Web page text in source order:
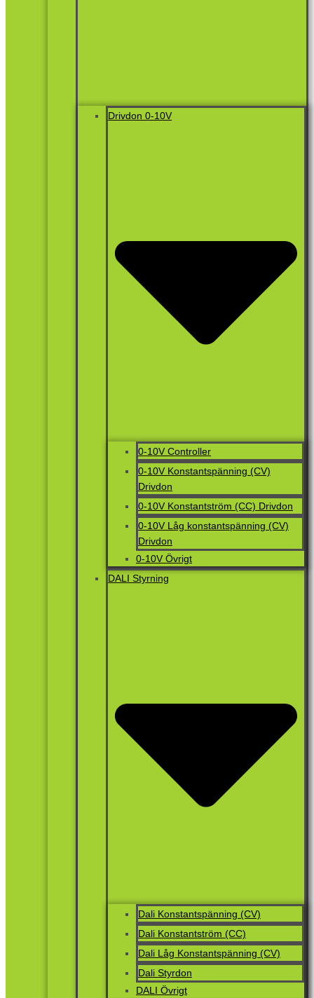
Drivdon 0-10V
0-10V Controller
0-10V Konstantspänning (CV)
Drivdon
0-10V Konstantström (CC) Drivdon
0-10V Låg konstantspänning (CV)
Drivdon
0-10V Övrigt
DALI Styrning
Dali Konstantspänning (CV)
Dali Konstantström (CC)
Dali Låg Konstantspänning (CV)
Dali Styrdon
DALI Övrigt